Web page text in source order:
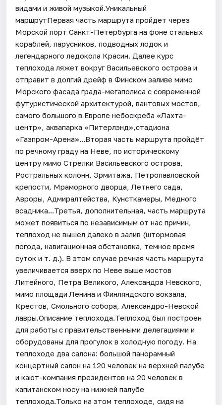
видами и живой музыкой.Уникальный
маршрутПервая часть маршрута пройдет через
Морской порт Санкт-Петербурга на фоне стальных
кораблей, парусников, подводных лодок и
легендарного ледокола Красин. Далее курс
теплохода ляжет вокруг Васильевского острова и
отправит в долгий дрейф в Финском заливе мимо
Морского фасада града-мегаполиса с современной
футуристической архитектурой, вантовых мостов,
самого большого в Европе небоскреба «Лахта-
центр», аквапарка «Питерлэнд»,стадиона
«Газпром-Арена»...Вторая часть маршрута пройдёт
по речному граду на Неве, по историческому
центру мимо Стрелки Васильевского острова,
Ростральных колонн, Эрмитажа, Петропавловской
крепости, Мраморного дворца, Летнего сада,
Авроры, Адмиралтейства, Кунсткамеры, Медного
всадника...Третья, дополнительная, часть маршрута
может появиться по независимым от нас причин,
теплоход не вышел далеко в залив (штормовая
погода, навигационная обстановка, темное время
суток и т. д.). В этом случае речная часть маршрута
увеличивается вверх по Неве выше мостов
Литейного, Петра Великого, Александра Невского,
мимо площади Ленина и Финляндского вокзала,
Крестов, Смольного собора, Александро-Невской
лавры.Описание теплохода.Теплоход был построен
для работы с правительственными делегациями и
оборудованы для прогулок в холодную погоду. На
теплоходе два салона: большой панорамный
концертный салон на 120 человек на верхней палубе
и кают-компания президентов на 20 человек в
капитанском носу на нижней палубе
теплохода.Только на этом теплоходе, сидя на